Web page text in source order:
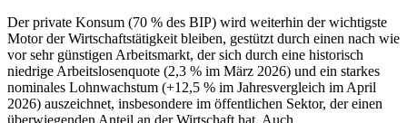
Der private Konsum (70 % des BIP) wird weiterhin der wichtigste
Motor der Wirtschaftstätigkeit bleiben, gestützt durch einen nach wie
vor sehr günstigen Arbeitsmarkt, der sich durch eine historisch
niedrige Arbeitslosenquote (2,3 % im März 2026) und ein starkes
nominales Lohnwachstum (+12,5 % im Jahresvergleich im April
2026) auszeichnet, insbesondere im öffentlichen Sektor, der einen
überwiegenden Anteil an der Wirtschaft hat. Auch